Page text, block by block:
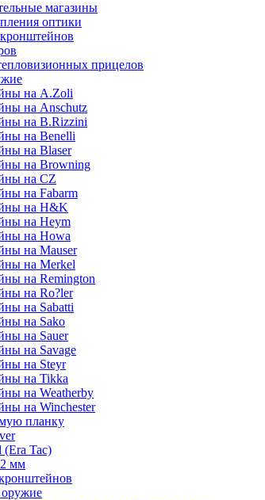
магазины
оптики
прицелов
на A.Zoli
на Anschutz
на B.Rizzini
на Benelli
на Blaser
на Browning
на CZ
на Fabarm
на H&K
на Heym
на Howa
на Mauser
на Merkel
на Remington
на Ro?ler
на Sabatti
на Sako
на Sauer
на Savage
на Steyr
на Tikka
на Weatherby
на Winchester
планку
(Era Tac)
мм
оружие